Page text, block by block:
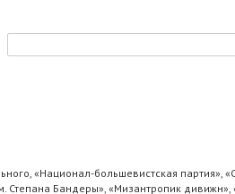
«Национал-большевистская партия»,
Степана Бандеры», «Мизантропик